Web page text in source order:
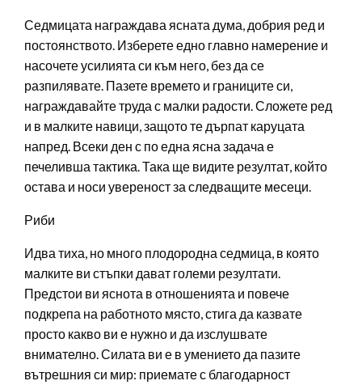
Седмицата награждава ясната дума, добрия ред и
постоянството. Изберете едно главно намерение и
насочете усилията си към него, без да се
разпилявате. Пазете времето и границите си,
награждавайте труда с малки радости. Сложете ред
и в малките навици, защото те дърпат каруцата
напред. Всеки ден с по една ясна задача е
печеливша тактика. Така ще видите резултат, който
остава и носи увереност за следващите месеци.
Риби
Идва тиха, но много плодородна седмица, в която
малките ви стъпки дават големи резултати.
Предстои ви яснота в отношенията и повече
подкрепа на работното място, стига да казвате
просто какво ви е нужно и да изслушвате
внимателно. Силата ви е в умението да пазите
вътрешния си мир: приемате с благодарност